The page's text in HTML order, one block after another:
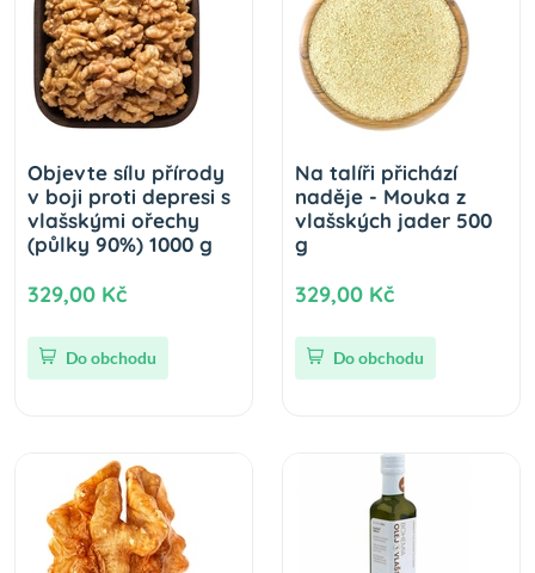
Objevte sílu přírody
v boji proti depresi s
vlašskými ořechy
(půlky 90%) 1000 g
329,00 Kč
Do obchodu
Na talíři přichází
naděje - Mouka z
vlašských jader 500
g
329,00 Kč
Do obchodu